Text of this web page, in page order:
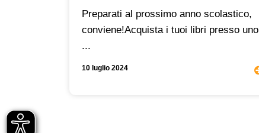
Preparati al prossimo anno scolastico,
conviene!Acquista i tuoi libri presso uno
...
10 luglio 2024